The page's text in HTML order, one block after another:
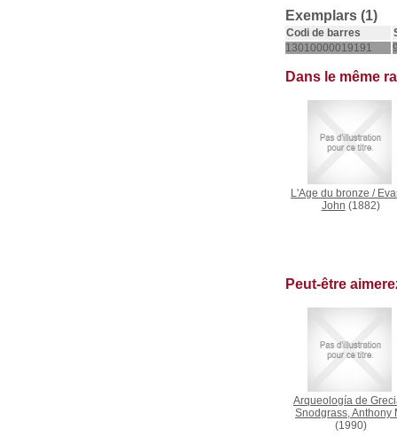
Exemplars (1)
Codi de barres
13010000019191
Dans le même
L'Age du bronze /
John (1882)
Peut-être
Arqueología de
Snodgrass, Anthony
(1990)